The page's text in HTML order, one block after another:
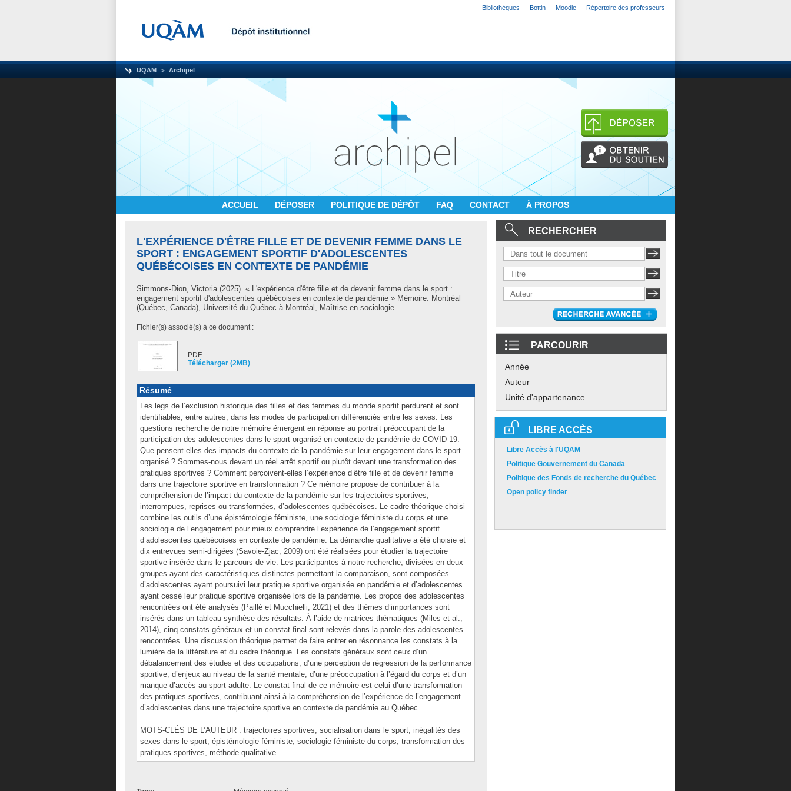
Bibliothèques Bottin Moodle Répertoire des professeurs
UQAM Archipel
ACCUEIL DÉPOSER POLITIQUE DE DÉPÔT FAQ CONTACT À PROPOS
L'EXPÉRIENCE D'ÊTRE FILLE ET DE DEVENIR FEMME DANS LE
SPORT : ENGAGEMENT SPORTIF D'ADOLESCENTES
QUÉBÉCOISES EN CONTEXTE DE PANDÉMIE
Simmons-Dion, Victoria(2025). « L'expérience d'être fille et de devenir femme dans le sport :
engagement sportif d'adolescentes québécoises en contexte de pandémie » Mémoire. Montréal
(Québec, Canada), Université du Québec à Montréal, Maîtrise en sociologie.
Fichier(s) associé(s) à ce document :
PDF
Télécharger (2MB)
Résumé
Les legs de l’exclusion historique des filles et des femmes du monde sportif perdurent et sont
identifiables, entre autres, dans les modes de participation différenciés entre les sexes. Les
questions recherche de notre mémoire émergent en réponse au portrait préoccupant de la
participation des adolescentes dans le sport organisé en contexte de pandémie de COVID-19.
Que pensent-elles des impacts du contexte de la pandémie sur leur engagement dans le sport
organisé ? Sommes-nous devant un réel arrêt sportif ou plutôt devant une transformation des
pratiques sportives ? Comment perçoivent-elles l’expérience d’être fille et de devenir femme
dans une trajectoire sportive en transformation ? Ce mémoire propose de contribuer à la
compréhension de l’impact du contexte de la pandémie sur les trajectoires sportives,
interrompues, reprises ou transformées, d’adolescentes québécoises. Le cadre théorique choisi
combine les outils d’une épistémologie féministe, une sociologie féministe du corps et une
sociologie de l’engagement pour mieux comprendre l’expérience de l’engagement sportif
d’adolescentes québécoises en contexte de pandémie. La démarche qualitative a été choisie et
dix entrevues semi-dirigées (Savoie-Zjac, 2009) ont été réalisées pour étudier la trajectoire
sportive insérée dans le parcours de vie. Les participantes à notre recherche, divisées en deux
groupes ayant des caractéristiques distinctes permettant la comparaison, sont composées
d’adolescentes ayant poursuivi leur pratique sportive organisée en pandémie et d’adolescentes
ayant cessé leur pratique sportive organisée lors de la pandémie. Les propos des adolescentes
rencontrées ont été analysés (Paillé et Mucchielli, 2021) et des thèmes d’importances sont
insérés dans un tableau synthèse des résultats. À l’aide de matrices thématiques (Miles et al.,
2014), cinq constats généraux et un constat final sont relevés dans la parole des adolescentes
rencontrées. Une discussion théorique permet de faire entrer en résonnance les constats à la
lumière de la littérature et du cadre théorique. Les constats généraux sont ceux d’un
débalancement des études et des occupations, d’une perception de régression de la performance
sportive, d’enjeux au niveau de la santé mentale, d’une préoccupation à l’égard du corps et d’un
manque d’accès au sport adulte. Le constat final de ce mémoire est celui d’une transformation
des pratiques sportives, contribuant ainsi à la compréhension de l’expérience de l’engagement
d’adolescentes dans une trajectoire sportive en contexte de pandémie au Québec.
MOTS-CLÉS DE L’AUTEUR : trajectoires sportives, socialisation dans le sport, inégalités des
sexes dans le sport, épistémologie féministe, sociologie féministe du corps, transformation des
pratiques sportives, méthode qualitative.
RECHERCHER
PARCOURIR
Année
Auteur
Unité d'appartenance
LIBRE ACCÈS
Libre Accès à l'UQAM
Politique Gouvernement du Canada
Politique des Fonds de recherche du Québec
Open policy finder